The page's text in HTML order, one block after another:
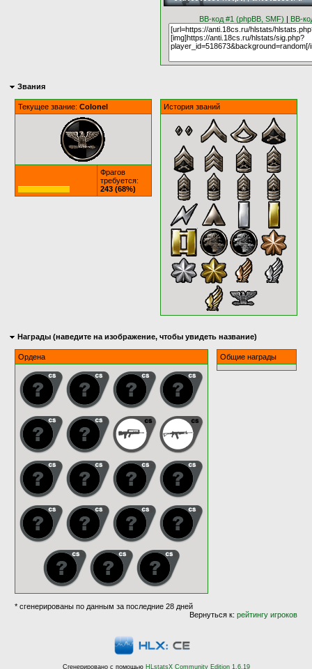
BB-код #1 (phpBB, SMF) | BB-
Звания
Текущее звание: Colonel
Фрагов
требуется:
243 (68%)
История званий
Награды (наведите на изображение, чтобы увидеть название)
Ордена Общие награды
* сгенерированы по данным за последние 28 дней
Вернуться к:рейтингу игроков
Сгенерировано с помощью HLstatsX Community Edition 1.6.19